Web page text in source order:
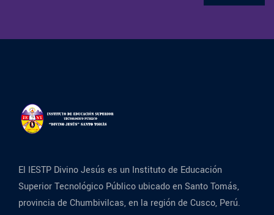
El IESTP Divino Jesús es un Instituto de Educación
Superior Tecnológico Público ubicado en Santo Tomás,
provincia de Chumbivilcas, en la región de Cusco, Perú.